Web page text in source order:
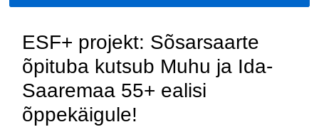
ESF+ projekt: Sõsarsaarte
õpituba kutsub Muhu ja Ida-
Saaremaa 55+ ealisi
õppekäigule!